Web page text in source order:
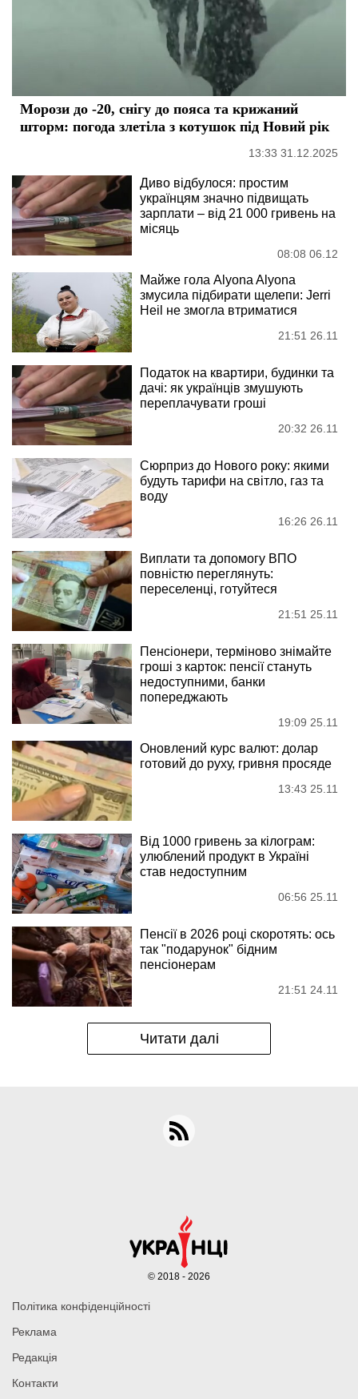
Морози до -20, снігу до пояса та крижаний
шторм: погода злетіла з котушок під Новий рік
13:33 31.12.2025
Диво відбулося: простим
українцям значно підвищать
зарплати – від 21 000 гривень на
місяць
08:08 06.12
Майже гола Alyona Alyona
змусила підбирати щелепи: Jerri
Heil не змогла втриматися
21:51 26.11
Податок на квартири, будинки та
дачі: як українців змушують
переплачувати гроші
20:32 26.11
Сюрприз до Нового року: якими
будуть тарифи на світло, газ та
воду
16:26 26.11
Виплати та допомогу ВПО
повністю переглянуть:
переселенці, готуйтеся
21:51 25.11
Пенсіонери, терміново знімайте
гроші з карток: пенсії стануть
недоступними, банки
попереджають
19:09 25.11
Оновлений курс валют: долар
готовий до руху, гривня просяде
13:43 25.11
Від 1000 гривень за кілограм:
улюблений продукт в Україні
став недоступним
06:56 25.11
Пенсії в 2026 році скоротять: ось
так "подарунок" бідним
пенсіонерам
21:51 24.11
Читати далі
Політика конфіденційності
Реклама
Редакція
Контакти
© 2018 - 2026